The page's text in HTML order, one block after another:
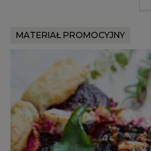
MATERIAŁ PROMOCYJNY